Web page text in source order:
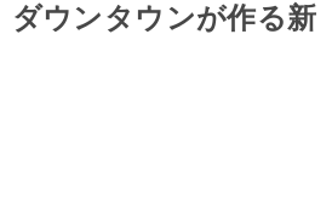
ダウンタウンが作る新